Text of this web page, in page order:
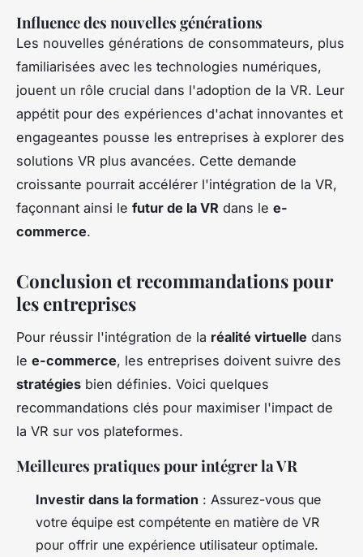
Influence des nouvelles générations
Les nouvelles générations de consommateurs, plus
familiarisées avec les technologies numériques,
jouent un rôle crucial dans l'adoption de la VR. Leur
appétit pour des expériences d'achat innovantes et
engageantes pousse les entreprises à explorer des
solutions VR plus avancées. Cette demande
croissante pourrait accélérer l'intégration de la VR,
façonnant ainsi le futur de la VR dans le e-
commerce.
Conclusion et recommandations pour
les entreprises
Pour réussir l'intégration de la réalité virtuelle dans
le e-commerce, les entreprises doivent suivre des
stratégies bien définies. Voici quelques
recommandations clés pour maximiser l'impact de
la VR sur vos plateformes.
Meilleures pratiques pour intégrer la VR
Investir dans la formation : Assurez-vous que
votre équipe est compétente en matière de VR
pour offrir une expérience utilisateur optimale.